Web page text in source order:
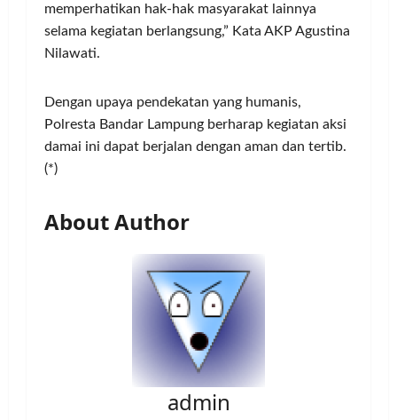
memperhatikan hak-hak masyarakat lainnya
selama kegiatan berlangsung,” Kata AKP Agustina
Nilawati.
Dengan upaya pendekatan yang humanis,
Polresta Bandar Lampung berharap kegiatan aksi
damai ini dapat berjalan dengan aman dan tertib.
(*)
About Author
admin